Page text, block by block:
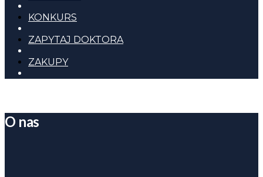
KONKURS
ZAPYTAJ DOKTORA
ZAKUPY
O nas